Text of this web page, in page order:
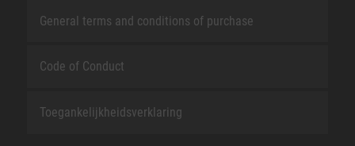
General terms and conditions of purchase
Code of Conduct
Toegankelijkheidsverklaring